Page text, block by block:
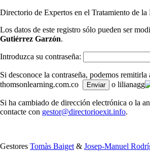
Directorio de Expertos en el Tratamiento de la
Los datos de este registro sólo pueden ser
Gutiérrez Garzón.
Introduzca su contraseña:
Si desconoce la contraseña, podemos remitirla
thomsonlearning.com.co
o lilianagg
Si ha cambiado de dirección electrónica o la
contacte con gestor@directorioexit.info.
Gestores Tomàs Baiget & Josep-Manuel